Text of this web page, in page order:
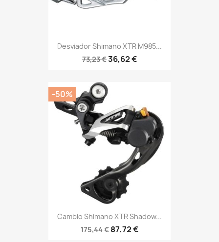
Desviador Shimano XTR M985...
73,23 €36,62 €
Cambio Shimano XTR Shadow...
175,44 € 87,72 €
-50%